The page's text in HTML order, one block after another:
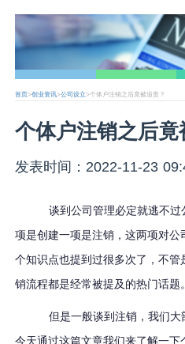
首页>创业资讯>公司设立>个体户注销之后竟被追责？
个体户注销之后竟
发表时间：2022-11-23
谈到公司管理必定就逃不
项是创建一项是注销，这两项对
个知识点也提到过很多次了，不
销流程都是经常被提及的热门话题。
但是一般谈到注销，我们大
今天通过这篇文章我们来了解一下